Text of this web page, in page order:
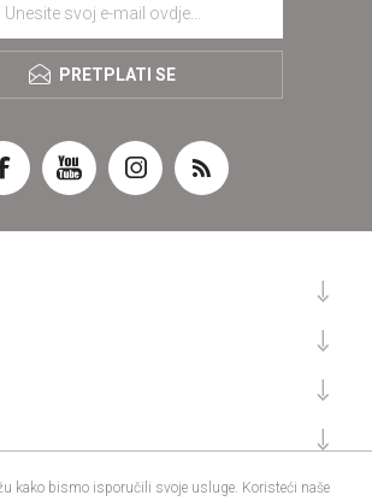
PRETPLATI SE
kako bismo isporučili svoje usluge. Koristeći naše